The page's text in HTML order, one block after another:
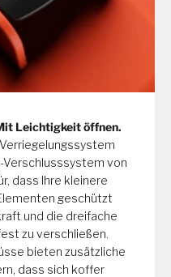
Leichtigkeit öffnen.
von
dass Ihre kleinere
geschützt
und die dreifache
zu verschließen.
bieten zusätzliche
dass sich koffer